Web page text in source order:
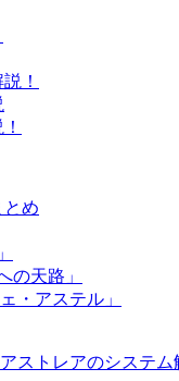
！
とめ
の天路」
・アステル」
アストレアのシステム